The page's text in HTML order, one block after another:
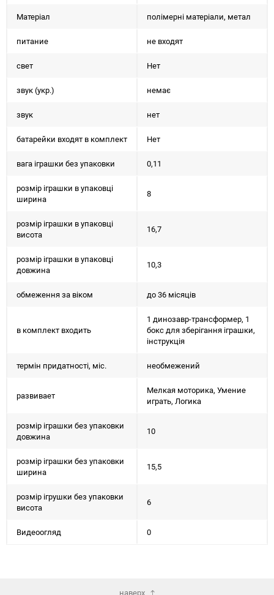
Матеріал полімерні матеріали, метал
питание не входят
свет Нет
звук (укр.) немає
звук нет
батарейки входят в комплект Нет
вага іграшки без упаковки 0,11
розмір іграшки в упаковці
ширина
8
розмір іграшки в упаковці
висота
16,7
розмір іграшки в упаковці
довжина
10,3
обмеження за віком до 36 місяців
в комплект входить
1 динозавр-трансформер, 1
бокс для зберігання іграшки,
інструкція
термін придатності, міс. необмежений
развивает
Мелкая моторика, Умение
играть, Логика
розмір іграшки без упаковки
довжина
10
розмір іграшки без упаковки
ширина
15,5
розмір ігрушки без упаковки
висота
6
Видеоогляд 0
наверх